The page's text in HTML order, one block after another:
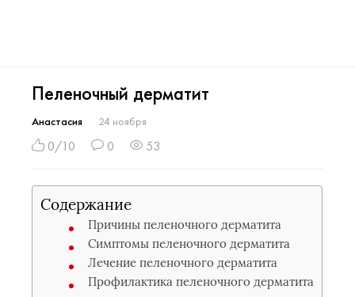
Пеленочный дерматит
Анастасия 24 ноября
0/10 0 53
Содержание
Причины пеленочного дерматита
Симптомы пеленочного дерматита
Лечение пеленочного дерматита
Профилактика пеленочного дерматита